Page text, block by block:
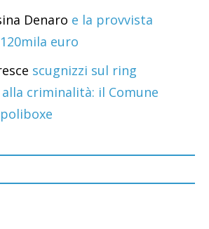
Denaro e la provvista
euro
scugnizzi sul ring
criminalità: il Comune